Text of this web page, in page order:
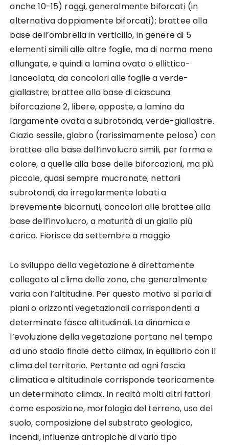
anche 10-15) raggi, generalmente biforcati (in
alternativa doppiamente biforcati); brattee alla
base dell’ombrella in verticillo, in genere di 5
elementi simili alle altre foglie, ma di norma meno
allungate, e quindi a lamina ovata o ellittico-
lanceolata, da concolori alle foglie a verde-
giallastre; brattee alla base di ciascuna
biforcazione 2, libere, opposte, a lamina da
largamente ovata a subrotonda, verde-giallastre.
Ciazio sessile, glabro (rarissimamente peloso) con
brattee alla base dell’involucro simili, per forma e
colore, a quelle alla base delle biforcazioni, ma più
piccole, quasi sempre mucronate; nettarii
subrotondi, da irregolarmente lobati a
brevemente bicornuti, concolori alle brattee alla
base dell’involucro, a maturità di un giallo più
carico. Fiorisce da settembre a maggio
Lo sviluppo della vegetazione è direttamente
collegato al clima della zona, che generalmente
varia con l’altitudine. Per questo motivo si parla di
piani o orizzonti vegetazionali corrispondenti a
determinate fasce altitudinali. La dinamica e
l’evoluzione della vegetazione portano nel tempo
ad uno stadio finale detto climax, in equilibrio con il
clima del territorio. Pertanto ad ogni fascia
climatica e altitudinale corrisponde teoricamente
un determinato climax. In realtà molti altri fattori
come esposizione, morfologia del terreno, uso del
suolo, composizione del substrato geologico,
incendi, influenze antropiche di vario tipo